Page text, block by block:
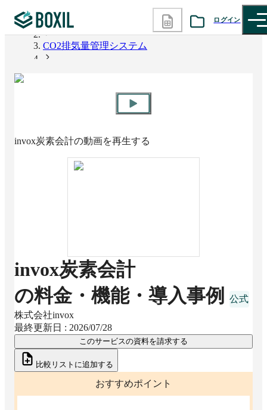
ログイン
カテゴリから探す
BOXIL
CO2排気量管理システム
invox炭素会計の動画を再生する
invox炭素会計
の料金・機能・導入事例
株式会社invox
最終更新日 : 2026/07/28
このサービスの資料を請求する
比較リストに追加する
おすすめポイント